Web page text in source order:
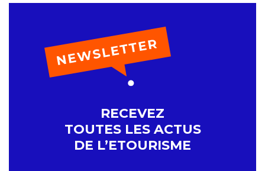
RECEVEZ
TOUTES LES ACTUS
DE L’ETOURISME